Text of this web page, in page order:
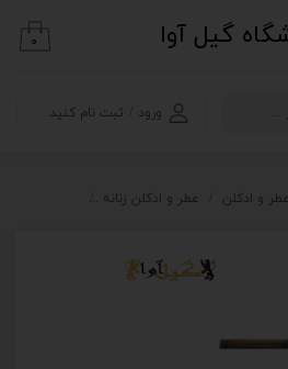
گیل آوا
ورود ثبت نام کنید
۰
عطر و ادکلن عطر و ادکلن زنانه